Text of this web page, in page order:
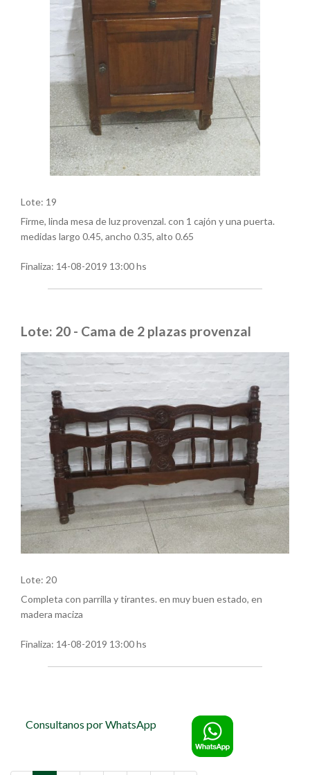
Lote: 19
Firme, linda mesa de luz provenzal. con 1 cajón y una puerta.
medidas largo 0.45, ancho 0.35, alto 0.65
Finaliza: 14-08-2019 13:00 hs
Lote: 20 - Cama de 2 plazas provenzal
Lote: 20
Completa con parrilla y tirantes. en muy buen estado, en
madera maciza
Finaliza: 14-08-2019 13:00 hs
Consultanos por WhatsApp